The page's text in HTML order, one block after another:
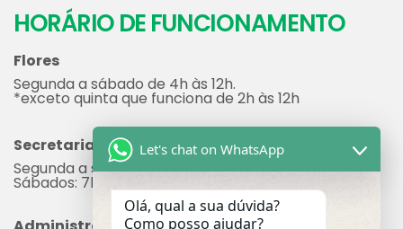
HORÁRIO DE FUNCIONAMENTO
Flores
Segunda a sábado de 4h às 12h.
*exceto quinta que funciona de 2h às 12h
Secretaria
Segunda a sexta: 7h às 17h
Sábados: 7h às 12h
Let's chat on WhatsApp
Olá, qual a sua dúvida?
Como posso ajudar?